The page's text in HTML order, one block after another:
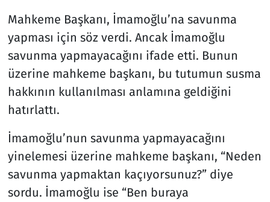
Mahkeme Başkanı, İmamoğlu’na savunma
yapması için söz verdi. Ancak İmamoğlu
savunma yapmayacağını ifade etti. Bunun
üzerine mahkeme başkanı, bu tutumun susma
hakkının kullanılması anlamına geldiğini
hatırlattı.
İmamoğlu’nun savunma yapmayacağını
yinelemesi üzerine mahkeme başkanı, “Neden
savunma yapmaktan kaçıyorsunuz?” diye
sordu. İmamoğlu ise “Ben buraya